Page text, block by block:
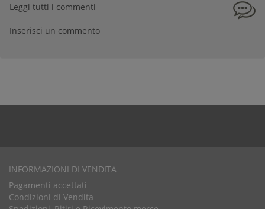
Leggi tutti i commenti
Inserisci un commento
INFORMAZIONI DI VENDITA
Pagamenti accettati
Condizioni di Vendita